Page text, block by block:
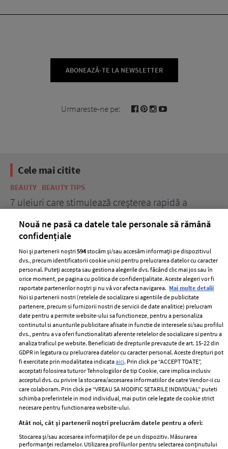
ABONEAZĂ-TE LA NEWSLETTER
Urmareste-ne pe:
Cele mai citite
BEAUTY BEAUTY TIPS
7 uleiuri care stimulează creșterea rapidă a
ELLE Style Awards
2024
Despre ELLE
Romania
Contact
Abonamente
Termeni si conditii
Politica de
confidențialitate
Politica de cookies
Publicitate
GSP
femei
Viva
Nouă ne pasă ca datele tale personale să rămână
confidențiale
Noi și partenerii noștri594stocăm și/sau accesăm informații pe dispozitivul
dvs., precum identificatorii cookie unici pentru prelucrarea datelor cu caracter
personal. Puteți accepta sau gestiona alegerile dvs. făcând clic mai jos sau în
orice moment, pe pagina cu politica de confidențialitate. Aceste alegeri vor fi
raportate partenerilor noștri și nu vă vor afecta navigarea. Mai multe detalii
Noi si partenerii nostri (retelele de socializare si agentiile de publicitate
partenere, precum si furnizorii nostri de servicii de date analitice) prelucram
date pentru a permite website-ului sa functioneze, pentru a personaliza
continutul si anunturile publicitare afisate in functie de interesele si/sau profilul
dvs., pentru a va oferi functionalitati aferente retelelor de socializare si pentru a
analiza traficul pe website. Beneficiati de drepturile prevazute de art. 15-22 din
GDPR in legatura cu prelucrarea datelor cu caracter personal. Aceste drepturi pot
fi exercitate prin modalitatea indicataaici. Prin click pe “ACCEPT TOATE”,
acceptati folosirea tuturor Tehnologiilor de tip Cookie, care implica inclusiv
acceptul dvs. cu privire la stocarea/accesarea informatiilor de catre Vendor-ii cu
care colaboram. Prin click pe “VREAU SA MODIFIC SETARILE INDIVIDUAL” puteti
schimba preferintele in mod individual, mai putin cele legate de cookie strict
necesare pentru functionarea website-ului.
Atât noi, cât și partenerii noștri prelucrăm datele pentru a oferi:
Stocarea și/sau accesarea informațiilor de pe un dispozitiv. Măsurarea
performanței reclamelor. Utilizarea profilurilor pentru selectarea conținutului